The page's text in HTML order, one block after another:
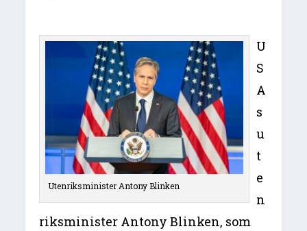
Utenriksminister Antony Blinken
U
S
A
s
u
t
e
n
riksminister Antony Blinken, som